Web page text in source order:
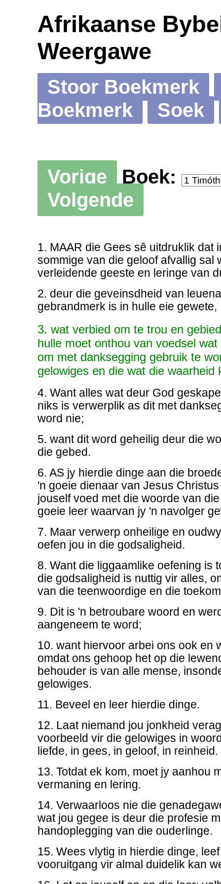
Afrikaanse
Weergawe
Stoor Boekmerk
Boekmerk
Soek
Vorige
Boek:
Volgende
1. MAAR die Gees sê uitdruklik dat
sommige van die geloof afvallig sal
verleidende geeste en leringe van
2. deur die geveinsdheid van
gebrandmerk is in hulle eie gewete,
3. wat verbied om te trou en
hulle moet onthou van voedsel
om met danksegging gebruik te
gelowiges en die wat die waarheid
4. Want alles wat deur God
niks is verwerplik as dit met
word nie;
5. want dit word geheilig deur die
die gebed.
6. AS jy hierdie dinge aan die
'n goeie dienaar van Jesus
jouself voed met die woorde van
goeie leer waarvan jy 'n navolger
7. Maar verwerp onheilige en
oefen jou in die godsaligheid.
8. Want die liggaamlike oefening is
die godsaligheid is nuttig vir alles,
van die teenwoordige en die
9. Dit is 'n betroubare woord en
aangeneem te word;
10. want hiervoor arbei ons ook en
omdat ons gehoop het op die
behouder is van alle mense,
gelowiges.
11. Beveel en leer hierdie dinge.
12. Laat niemand jou jonkheid
voorbeeld vir die gelowiges in
liefde, in gees, in geloof, in reinheid.
13. Totdat ek kom, moet jy aanhou
vermaning en lering.
14. Verwaarloos nie die
wat jou gegee is deur die profesie
handoplegging van die ouderlinge.
15. Wees vlytig in hierdie dinge,
vooruitgang vir almal duidelik kan